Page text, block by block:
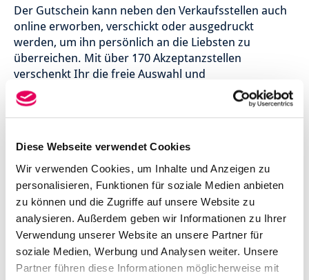
Diese Webseite verwendet Cookies
Wir verwenden Cookies, um Inhalte und Anzeigen zu
personalisieren, Funktionen für soziale Medien anbieten
zu können und die Zugriffe auf unsere Website zu
analysieren. Außerdem geben wir Informationen zu Ihrer
Verwendung unserer Website an unsere Partner für
soziale Medien, Werbung und Analysen weiter. Unsere
Partner führen diese Informationen möglicherweise mit
Der Gutschein kann neben den Verkaufsstellen auch
online erworben, verschickt oder ausgedruckt
werden, um ihn persönlich an die Liebsten zu
überreichen. Mit über 170 Akzeptanzstellen
verschenkt Ihr die freie Auswahl und
unterstützt damit eine lebendige Einkaufsstadt im
Weserbergland.
Hier erhältlich! Online
zum Selbstausdrucken
und direktem Versenden